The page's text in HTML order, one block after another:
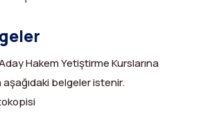
Hakem Yetiştirme Kurslarına
aşağıdaki belgeler istenir.